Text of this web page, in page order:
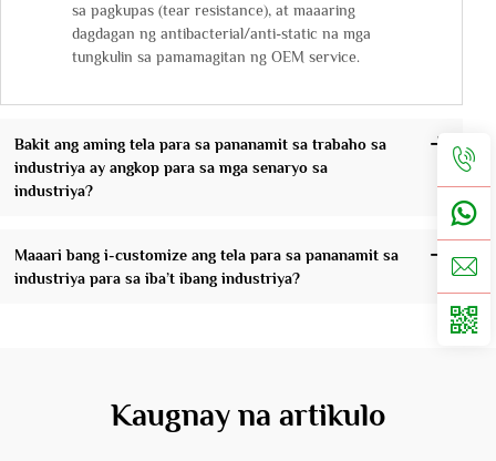
sa pagkupas (tear resistance), at maaaring
dagdagan ng antibacterial/anti-static na mga
tungkulin sa pamamagitan ng OEM service.
Bakit ang aming tela para sa pananamit sa trabaho sa
industriya ay angkop para sa mga senaryo sa
industriya?
Maaari bang i-customize ang tela para sa pananamit sa
industriya para sa iba’t ibang industriya?
Kaugnay na artikulo